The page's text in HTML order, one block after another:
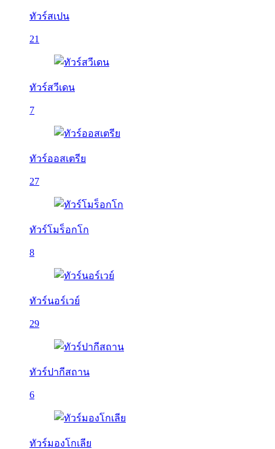
ทัวร์สเปน
21
ทัวร์สวีเดน
7
ทัวร์ออสเตรีย
27
ทัวร์โมร็อกโก
8
ทัวร์นอร์เวย์
29
ทัวร์ปากีสถาน
6
ทัวร์มองโกเลีย